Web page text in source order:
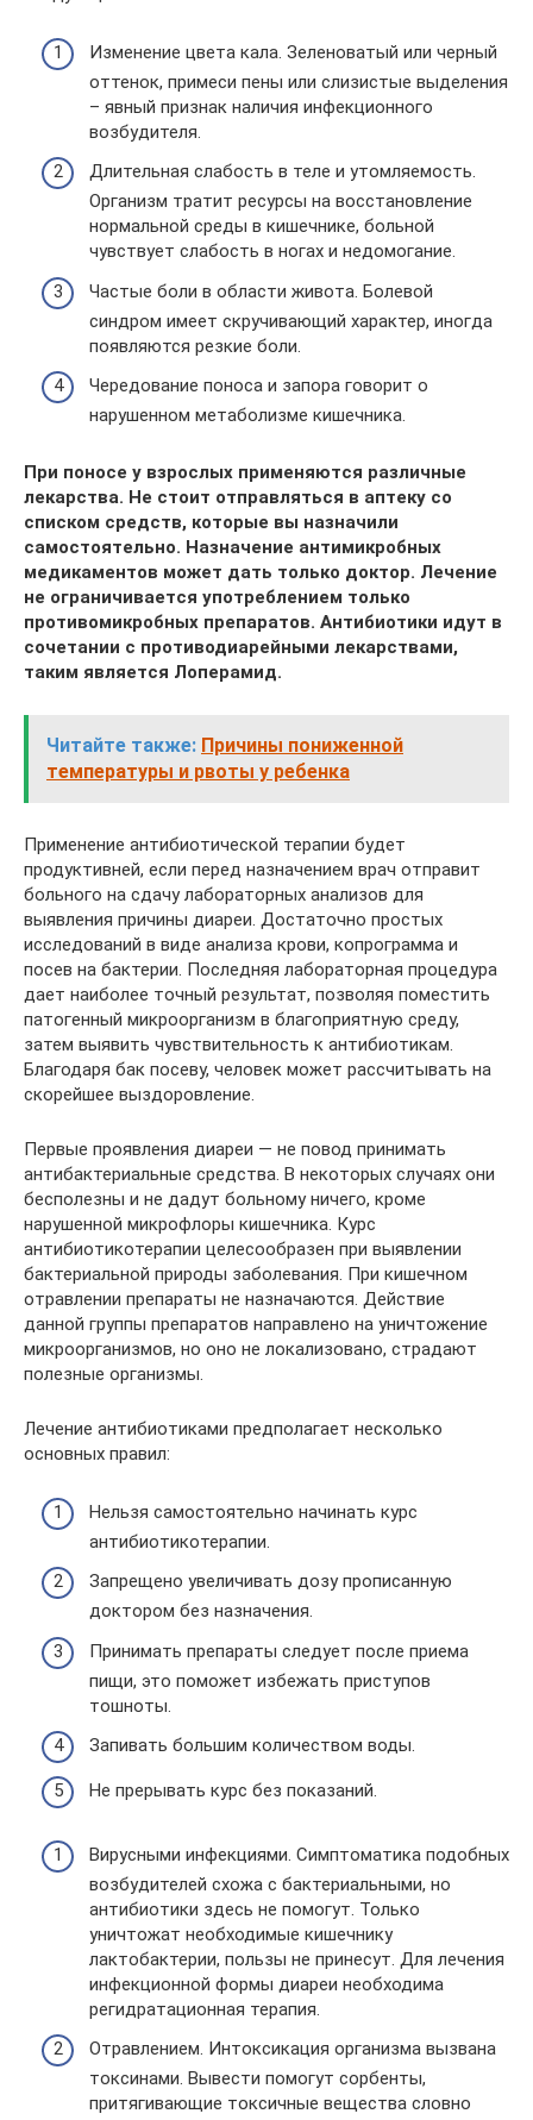
Изменение цвета кала. Зеленоватый или черный
оттенок, примеси пены или слизистые выделения
– явный признак наличия инфекционного
возбудителя.
Длительная слабость в теле и утомляемость.
Организм тратит ресурсы на восстановление
нормальной среды в кишечнике, больной
чувствует слабость в ногах и недомогание.
Частые боли в области живота. Болевой
синдром имеет скручивающий характер, иногда
появляются резкие боли.
Чередование поноса и запора говорит о
нарушенном метаболизме кишечника.
При поносе у взрослых применяются различные
лекарства. Не стоит отправляться в аптеку со
списком средств, которые вы назначили
самостоятельно. Назначение антимикробных
медикаментов может дать только доктор. Лечение
не ограничивается употреблением только
противомикробных препаратов. Антибиотики идут в
сочетании с противодиарейными лекарствами,
таким является Лоперамид.
Читайте также: Причины пониженной
температуры и рвоты у ребенка
Применение антибиотической терапии будет
продуктивней, если перед назначением врач отправит
больного на сдачу лабораторных анализов для
выявления причины диареи. Достаточно простых
исследований в виде анализа крови, копрограмма и
посев на бактерии. Последняя лабораторная процедура
дает наиболее точный результат, позволяя поместить
патогенный микроорганизм в благоприятную среду,
затем выявить чувствительность к антибиотикам.
Благодаря бак посеву, человек может рассчитывать на
скорейшее выздоровление.
Первые проявления диареи — не повод принимать
антибактериальные средства. В некоторых случаях они
бесполезны и не дадут больному ничего, кроме
нарушенной микрофлоры кишечника. Курс
антибиотикотерапии целесообразен при выявлении
бактериальной природы заболевания. При кишечном
отравлении препараты не назначаются. Действие
данной группы препаратов направлено на уничтожение
микроорганизмов, но оно не локализовано, страдают
полезные организмы.
Лечение антибиотиками предполагает несколько
основных правил:
Нельзя самостоятельно начинать курс
антибиотикотерапии.
Запрещено увеличивать дозу прописанную
доктором без назначения.
Принимать препараты следует после приема
пищи, это поможет избежать приступов
тошноты.
Запивать большим количеством воды.
Не прерывать курс без показаний.
Вирусными инфекциями. Симптоматика подобных
возбудителей схожа с бактериальными, но
антибиотики здесь не помогут. Только
уничтожат необходимые кишечнику
лактобактерии, пользы не принесут. Для лечения
инфекционной формы диареи необходима
регидратационная терапия.
Отравлением. Интоксикация организма вызвана
токсинами. Вывести помогут сорбенты,
притягивающие токсичные вещества словно